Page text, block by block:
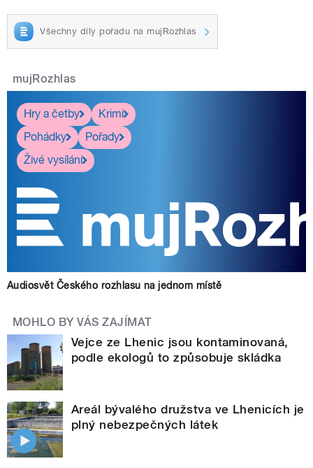
Všechny díly pořadu na mujRozhlas
mujRozhlas
Hry a četby
Krimi
Pohádky
Pořady
Živé vysílání
Audiosvět Českého rozhlasu na jednom místě
MOHLO BY VÁS ZAJÍMAT
Vejce ze Lhenic jsou kontaminovaná,
podle ekologů to způsobuje skládka
Areál bývalého družstva ve Lhenicích je
plný nebezpečných látek